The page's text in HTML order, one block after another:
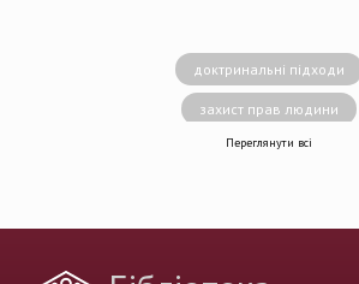
доктринальні підходи
захист прав людини
децентралізація влади
генофонд держава
Переглянути всі